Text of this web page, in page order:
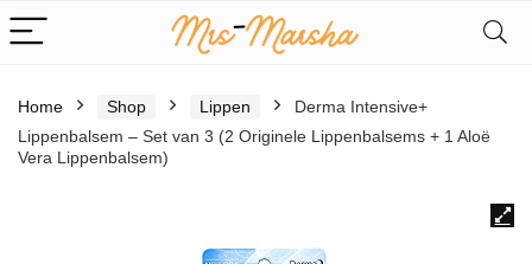
Home Shop Lippen
Derma Intensive+
Lippenbalsem – Set van 3 (2 Originele Lippenbalsems + 1 Aloë
Vera Lippenbalsem)